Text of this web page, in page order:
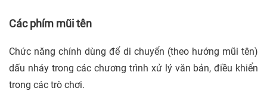
Các phím mũi tên
Chức năng chính dùng để di chuyển (theo hướng mũi tên)
dấu nháy trong các chương trình xử lý văn bản, điều khiển
trong các trò chơi.